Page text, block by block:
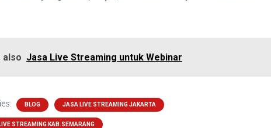
also Jasa Live Streaming untuk Webinar
BLOG JASA LIVE STREAMING JAKARTA
STREAMING KAB.SEMARANG